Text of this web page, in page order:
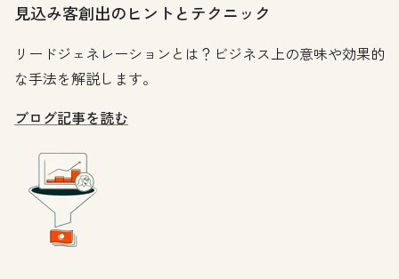
見込み客創出のヒントとテクニック
リードジェネレーションとは？ビジネス上の意味や効果的
な手法を解説します。
ブログ記事を読む